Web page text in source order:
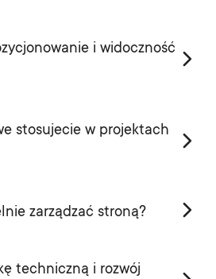
i widoczność
stosujecie w projektach
zarządzać stroną?
techniczną i rozwój